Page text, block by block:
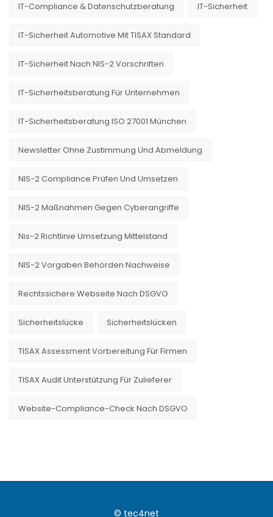
IT-Compliance & Datenschutzberatung IT-Sicherheit
IT-Sicherheit Automotive Mit TISAX Standard
IT-Sicherheit Nach NIS-2 Vorschriften
IT-Sicherheitsberatung Für Unternehmen
IT-Sicherheitsberatung ISO 27001 München
Newsletter Ohne Zustimmung Und Abmeldung
NIS-2 Compliance Prüfen Und Umsetzen
NIS-2 Maßnahmen Gegen Cyberangriffe
Nis-2 Richtlinie Umsetzung Mittelstand
NIS-2 Vorgaben Behörden Nachweise
Rechtssichere Webseite Nach DSGVO
Sicherheitslücke Sicherheitslücken
TISAX Assessment Vorbereitung Für Firmen
TISAX Audit Unterstützung Für Zulieferer
Website-Compliance-Check Nach DSGVO
© tec4net